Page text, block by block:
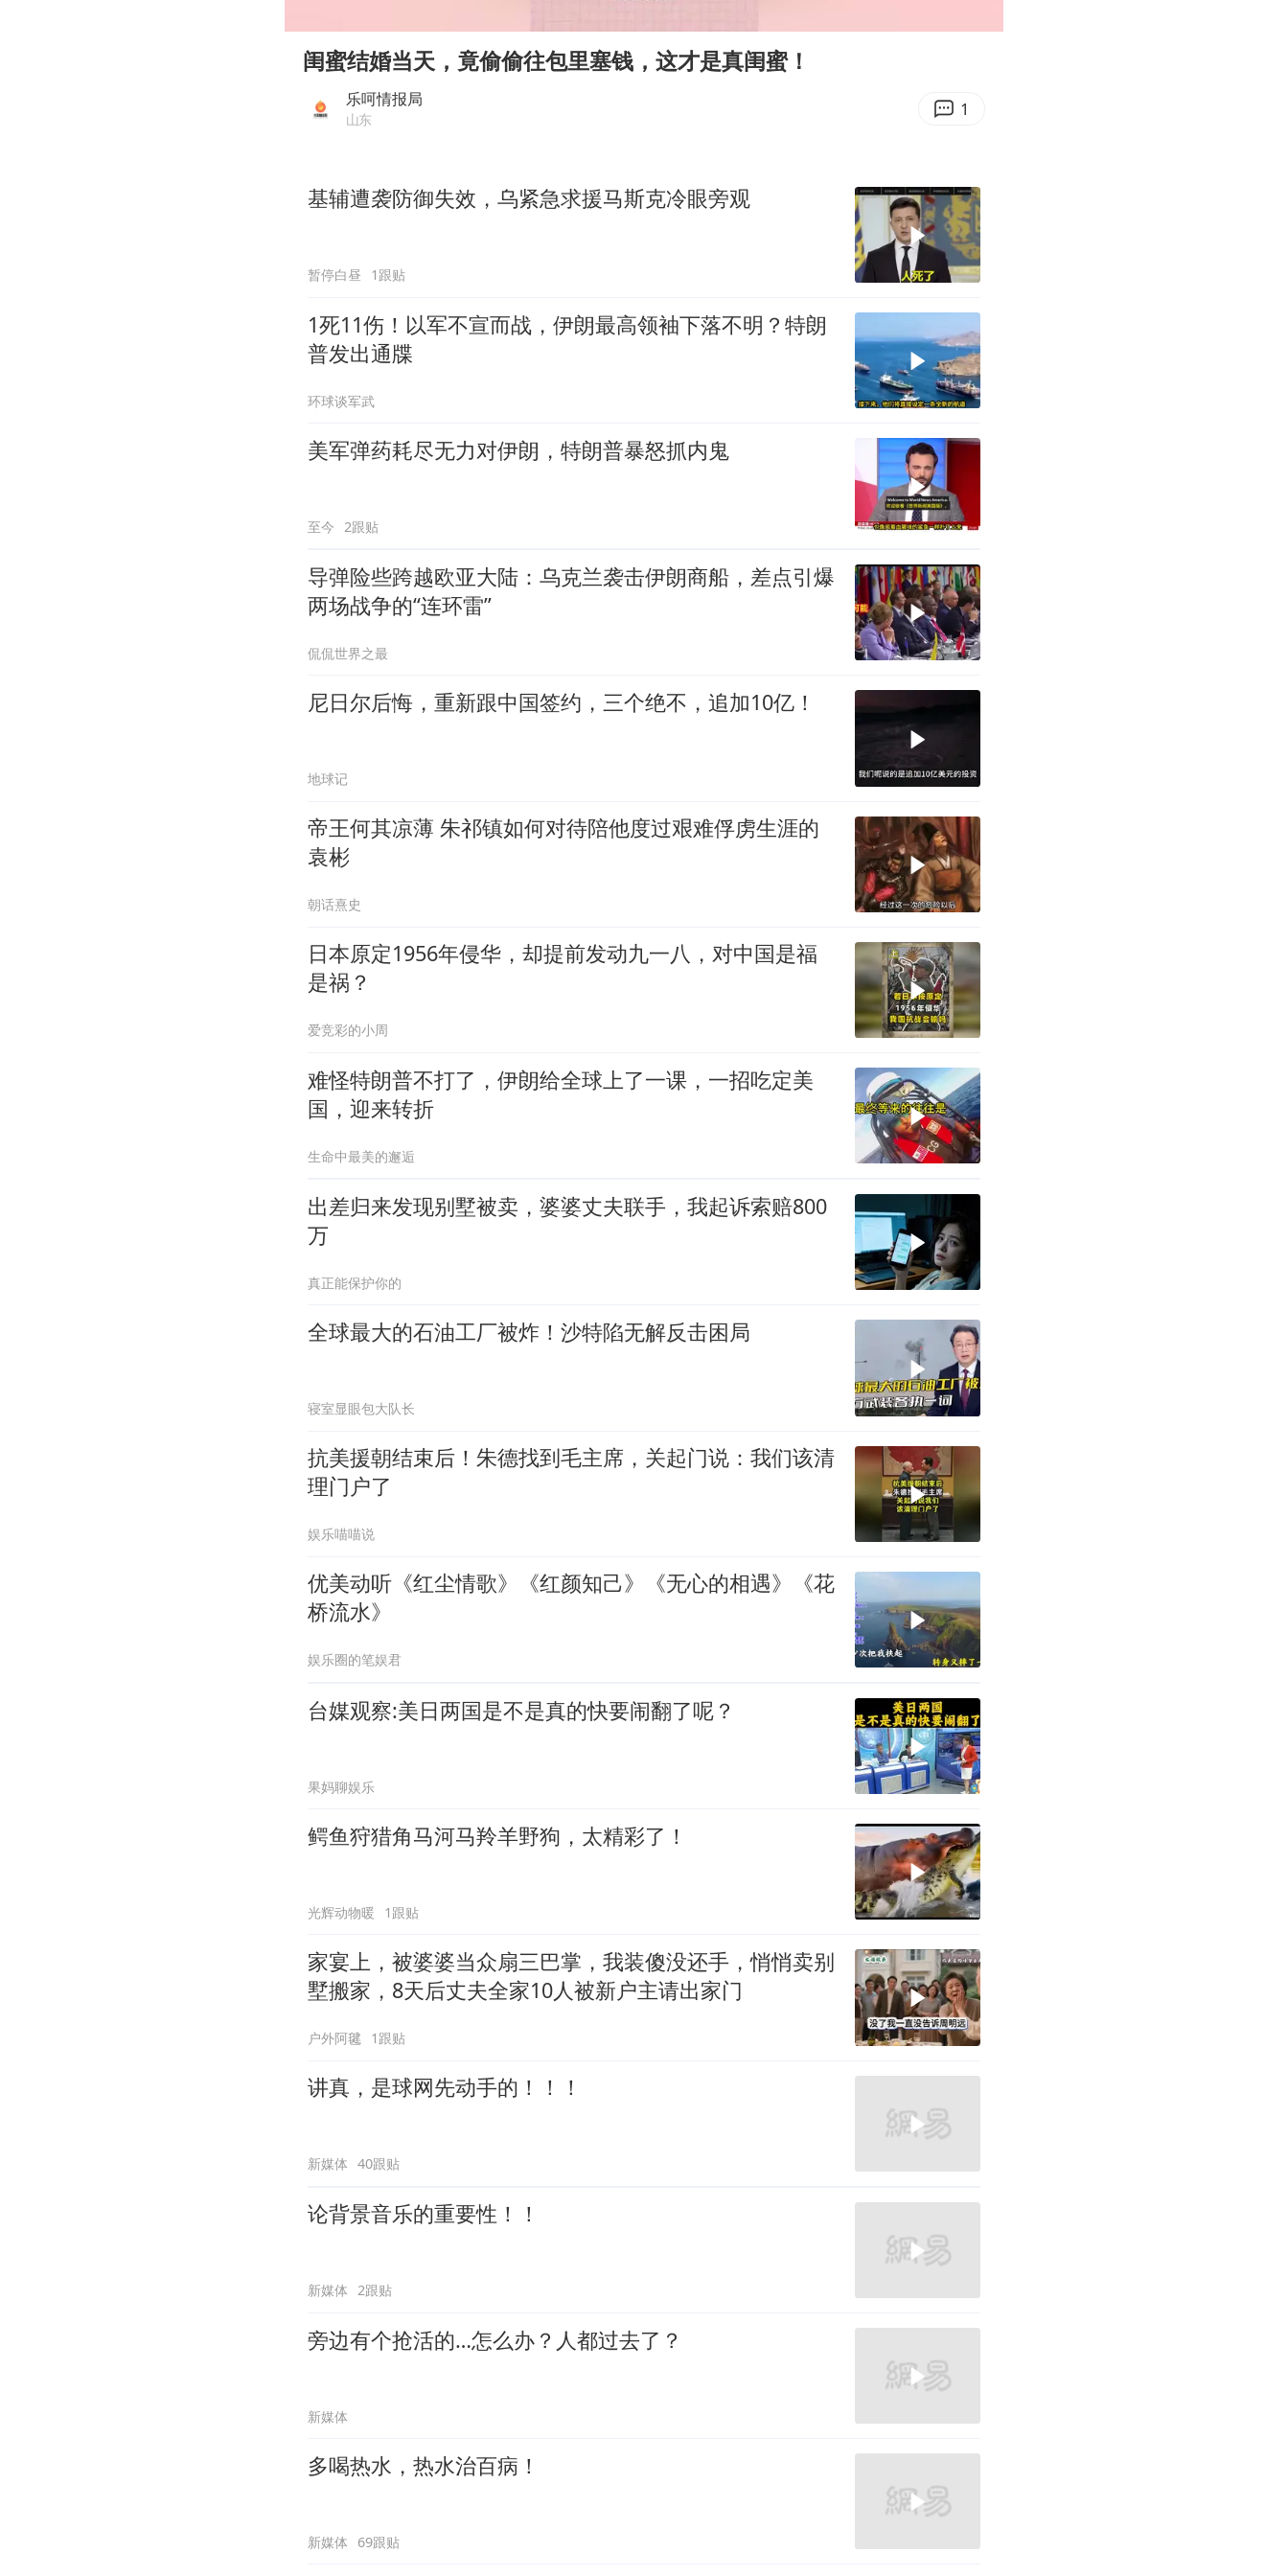
几元成本的AI广告导致千万市值蒸发
浙江台州《告全体市民书》
梁家辉百花奖演讲落泪
闺蜜结婚当天，竟偷偷往包里塞钱，这才是真闺蜜！
乐呵情报局
山东 1
基辅遭袭防御失效，乌紧急求援马斯克冷眼旁观
暂停白昼 1跟贴
1死11伤！以军不宣而战，伊朗最高领袖下落不明？特朗
普发出通牒
环球谈军武
美军弹药耗尽无力对伊朗，特朗普暴怒抓内鬼
至今 2跟贴
导弹险些跨越欧亚大陆：乌克兰袭击伊朗商船，差点引爆
两场战争的“连环雷”
侃侃世界之最
尼日尔后悔，重新跟中国签约，三个绝不，追加10亿！
地球记
帝王何其凉薄 朱祁镇如何对待陪他度过艰难俘虏生涯的
袁彬
朝话熹史
日本原定1956年侵华，却提前发动九一八，对中国是福
是祸？
爱竞彩的小周
难怪特朗普不打了，伊朗给全球上了一课，一招吃定美
国，迎来转折
生命中最美的邂逅
出差归来发现别墅被卖，婆婆丈夫联手，我起诉索赔800
万
真正能保护你的
全球最大的石油工厂被炸！沙特陷无解反击困局
寝室显眼包大队长
抗美援朝结束后！朱德找到毛主席，关起门说：我们该清
理门户了
娱乐喵喵说
优美动听《红尘情歌》《红颜知己》《无心的相遇》《花
桥流水》
娱乐圈的笔娱君
台媒观察:美日两国是不是真的快要闹翻了呢？
果妈聊娱乐
鳄鱼狩猎角马河马羚羊野狗，太精彩了！
光辉动物暖 1跟贴
家宴上，被婆婆当众扇三巴掌，我装傻没还手，悄悄卖别
墅搬家，8天后丈夫全家10人被新户主请出家门
户外阿毽 1跟贴
讲真，是球网先动手的！！！
新媒体 40跟贴
论背景音乐的重要性！！
新媒体 2跟贴
旁边有个抢活的…怎么办？人都过去了？
新媒体
多喝热水，热水治百病！
新媒体 69跟贴